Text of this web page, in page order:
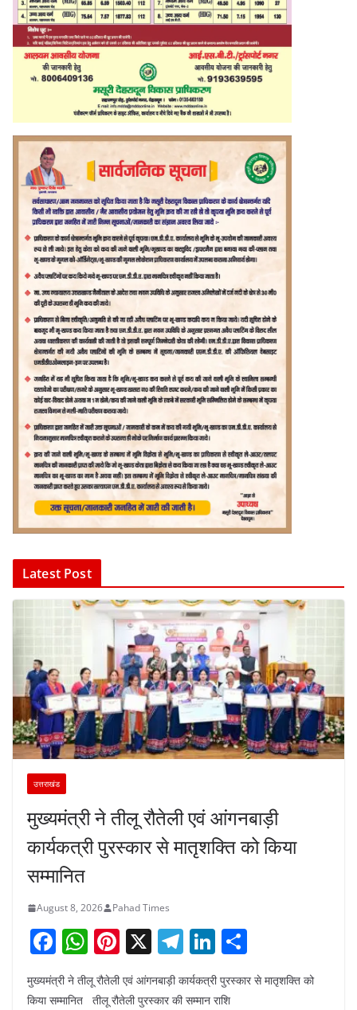
Latest Post
उत्तराखंड
मुख्यमंत्री ने तीलू रौतेली एवं आंगनबाड़ी
कार्यकत्री पुरस्कार से मातृशक्ति को किया
सम्मानित
August 8, 2026 Pahad Times
F
a
c
W
h
at
Pi
nt
er
X T
el
e
Li
n
k
h
ar
मुख्यमंत्री ने तीलू रौतेली एवं आंगनबाड़ी कार्यकत्री पुरस्कार से मातृशक्ति को
किया सम्मानित तीलू रौतेली पुरस्कार की सम्मान राशि